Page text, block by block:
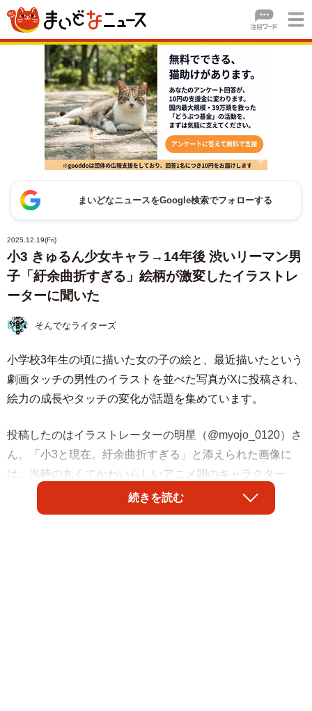
まいどなニュースをGoogle検索でフォローする
2025.12.19(Fri)
小3 きゅるん少女キャラ→14年後 渋いリーマン男
子「紆余曲折すぎる」絵柄が激変したイラストレ
ーターに聞いた
そんでなライターズ
小学校3年生の頃に描いた女の子の絵と、最近描いたという
劇画タッチの男性のイラストを並べた写真がXに投稿され、
絵力の成長やタッチの変化が話題を集めています。
投稿したのはイラストレーターの明星（@myojo_0120）さ
ん。「小3と現在。紆余曲折すぎる」と添えられた画像に
は、当時の丸くてかわいらしいアニメ調のキャラクター
と、現在のレトロな劇画タッチの人物画が並び、表示回数
は約346万回、10万件を超える「いいね」が寄せられまし
続きを読む